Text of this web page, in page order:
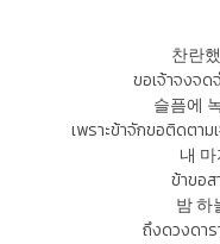
찬란
ขอเจ้าจงจด
슬픔에
เพราะข้าจักขอติดตาม
내
ข้าขอ
밤 하
ถึงดวงดา